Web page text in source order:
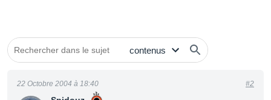
22 Octobre 2004 à 18:40 #2